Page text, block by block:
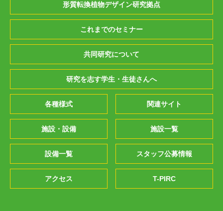
形質転換植物デザイン研究拠点
これまでのセミナー
共同研究について
研究を志す学生・生徒さんへ
各種様式 関連サイト
施設・設備 施設一覧
設備一覧 スタッフ公募情報
アクセス T-PIRC